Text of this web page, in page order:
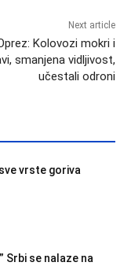
Next article
Kolovozi mokri i
smanjena vidljivost,
učestali odroni
vrste goriva
Srbi se nalaze na